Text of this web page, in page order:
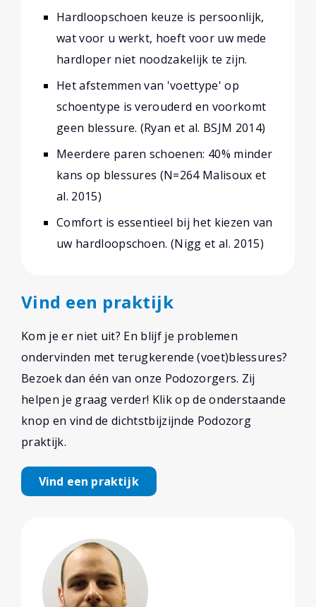
Hardloopschoen keuze is persoonlijk,
wat voor u werkt, hoeft voor uw mede
hardloper niet noodzakelijk te zijn.
Het afstemmen van 'voettype' op
schoentype is verouderd en voorkomt
geen blessure. (Ryan et al. BSJM 2014)
Meerdere paren schoenen: 40% minder
kans op blessures (N=264 Malisoux et
al. 2015)
Comfort is essentieel bij het kiezen van
uw hardloopschoen. (Nigg et al. 2015)
Vind een praktijk
Kom je er niet uit? En blijf je problemen
ondervinden met terugkerende (voet)blessures?
Bezoek dan één van onze Podozorgers. Zij
helpen je graag verder! Klik op de onderstaande
knop en vind de dichtstbijzijnde Podozorg
praktijk.
Vind een praktijk